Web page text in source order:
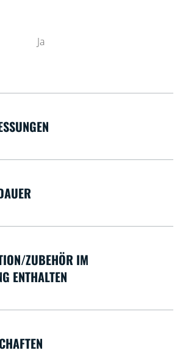
Ja
ZUBEHÖR IM
ENTHALTEN